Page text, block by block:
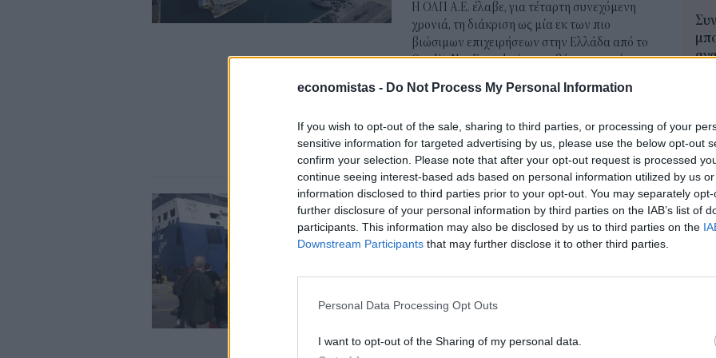
economistas - Do Not Process My Personal Information
If you wish to opt-out of the sale, sharing to third parties, or processing of your
sensitive information for targeted advertising by us, please use the below opt-out
confirm your selection. Please note that after your opt-out request is processed
continue seeing interest-based ads based on personal information utilized by us
information disclosed to third parties prior to your opt-out. You may separately
further disclosure of your personal information by third parties on the IAB’s list of
participants. This information may also be disclosed by us to third parties on the
Downstream Participants that may further disclose it to other third parties.
Personal Data Processing Opt Outs
I want to opt-out of the Sharing of my personal data.
Η ΟΛΠ Α.Ε. έλαβε, για τέταρτη συνεχόμενη
χρονιά, τη διάκριση ως μία εκ των πιο
βιώσιμων επιχειρήσεων στην Ελλάδα από το
QualityNet Foundation, με βάση την ετήσια
πυλώνες του ESG, που αφορούν στο
διακυβέρνηση.
NEWSROOM/24 Ιουλ 2025
ΚΟΙΝΩΝΙΑ
Αδειάζει η Αθήνα για το Πάσχα
-Το αδιαχώρητο στο λιμάνι του
Αυξημένη είναι σήμερα Μ.Πέμπτη η κίνηση στα
εκδρομέων του Πάσχα για τα νησιά των
e-
04
(5/